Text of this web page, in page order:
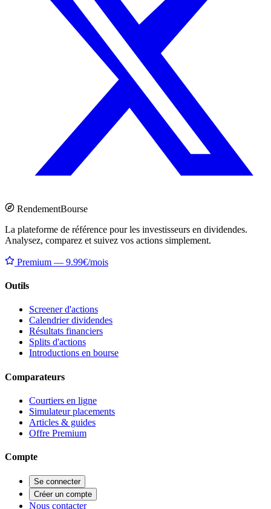
RendementBourse
La plateforme de référence pour les investisseurs en dividendes.
Analysez, comparez et suivez vos actions simplement.
Premium — 9.99€/mois
Outils
Screener d'actions
Calendrier dividendes
Résultats financiers
Splits d'actions
Introductions en bourse
Comparateurs
Courtiers en ligne
Simulateur placements
Articles & guides
Offre Premium
Compte
Se connecter
Créer un compte
Nous contacter